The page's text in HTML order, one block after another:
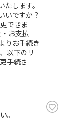
サイトの使い方
します。
いですか？
できま
お支払
りお手続き
以下のリ
手続き｜
。